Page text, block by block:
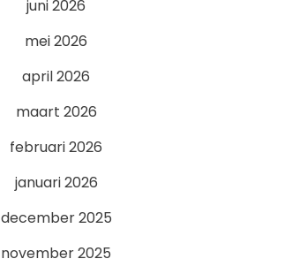
juni 2026
mei 2026
april 2026
maart 2026
februari 2026
januari 2026
december 2025
november 2025